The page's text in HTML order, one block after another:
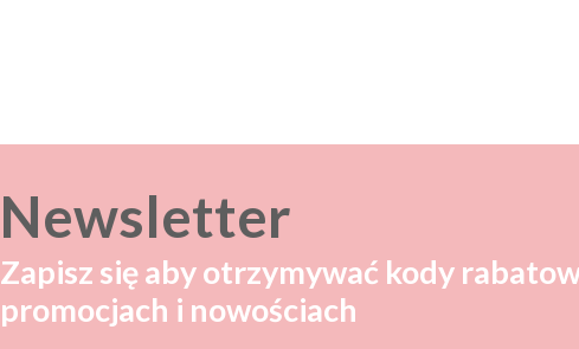
Newsletter
Zapisz się aby otrzymywać kody
promocjach i nowościach